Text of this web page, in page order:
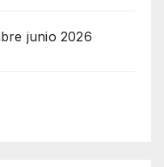
junio 2026